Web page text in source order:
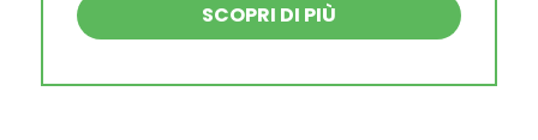
SCOPRI DI PIÙ